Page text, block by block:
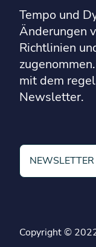
Tempo und
Änderungen
Richtlinien
mit dem
Newsletter.
Copyright ©